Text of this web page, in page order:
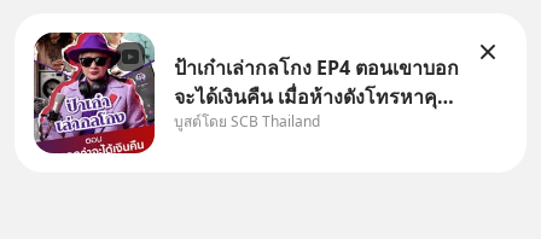
ป้าเก๋าเล่ากลโกง EP4 ตอนเขาบอก
จะได้เงินคืน เมื่อห้างดังโทรหาคุณ
วิยะดา แจ้งเรื่องเคลมสินค้าแล้ว
บูสต์โดย SCB Thailand